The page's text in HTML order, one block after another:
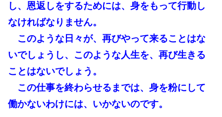
し、恩返しをするためには、身をもって行動し
なければなりません。
このような日々が、再びやって来ることはな
いでしょうし、このような人生を、再び生きる
ことはないでしょう。
この仕事を終わらせるまでは、身を粉にして
働かないわけには、いかないのです。